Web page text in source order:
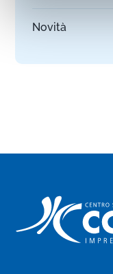
Novità